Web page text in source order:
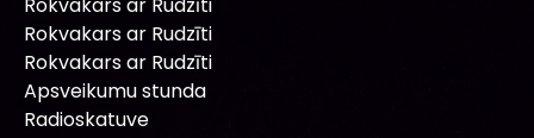
Rokvakars ar Rudzīti
Rokvakars ar Rudzīti
Apsveikumu stunda
Radioskatuve